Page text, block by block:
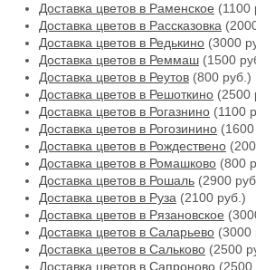
Доставка цветов в Раменское (1100
Доставка цветов в Рассказовка
Доставка цветов в Редькино (3000
Доставка цветов в Реммаш (1500
Доставка цветов в Реутов (800 руб.)
Доставка цветов в Решоткино (2500
Доставка цветов в Рогазнино (1100
Доставка цветов в Рогозинино
Доставка цветов в Рождествено
Доставка цветов в Ромашково (800
Доставка цветов в Рошаль (2900
Доставка цветов в Руза (2100 руб.)
Доставка цветов в Рязановское
Доставка цветов в Саларьево (3000
Доставка цветов в Сальково (2500
Доставка цветов в Сапроново (2500